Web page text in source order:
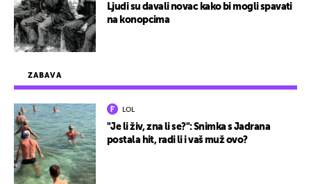
ZABAVA
LOL
"Je li živ, zna li se?": Snimka s Jadrana
postala hit, radi li i vaš muž ovo?
Ljudi su davali novac kako bi mogli spavati
na konopcima